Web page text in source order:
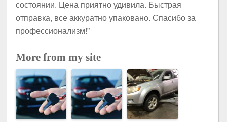
состоянии. Цена приятно удивила. Быстрая
отправка, все аккуратно упаковано. Спасибо за
профессионализм!”
More from my site